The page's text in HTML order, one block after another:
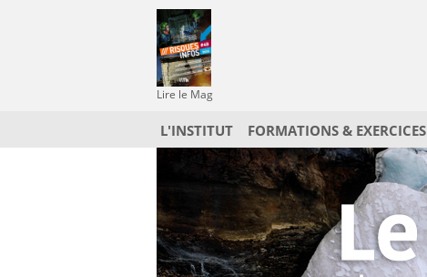
Lire le Mag
L'INSTITUT FORMATIONS & EXERCICES